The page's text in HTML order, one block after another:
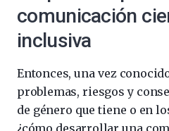
comunicación
inclusiva
Entonces, una vez
problemas, riesgos y
de género que tiene o en